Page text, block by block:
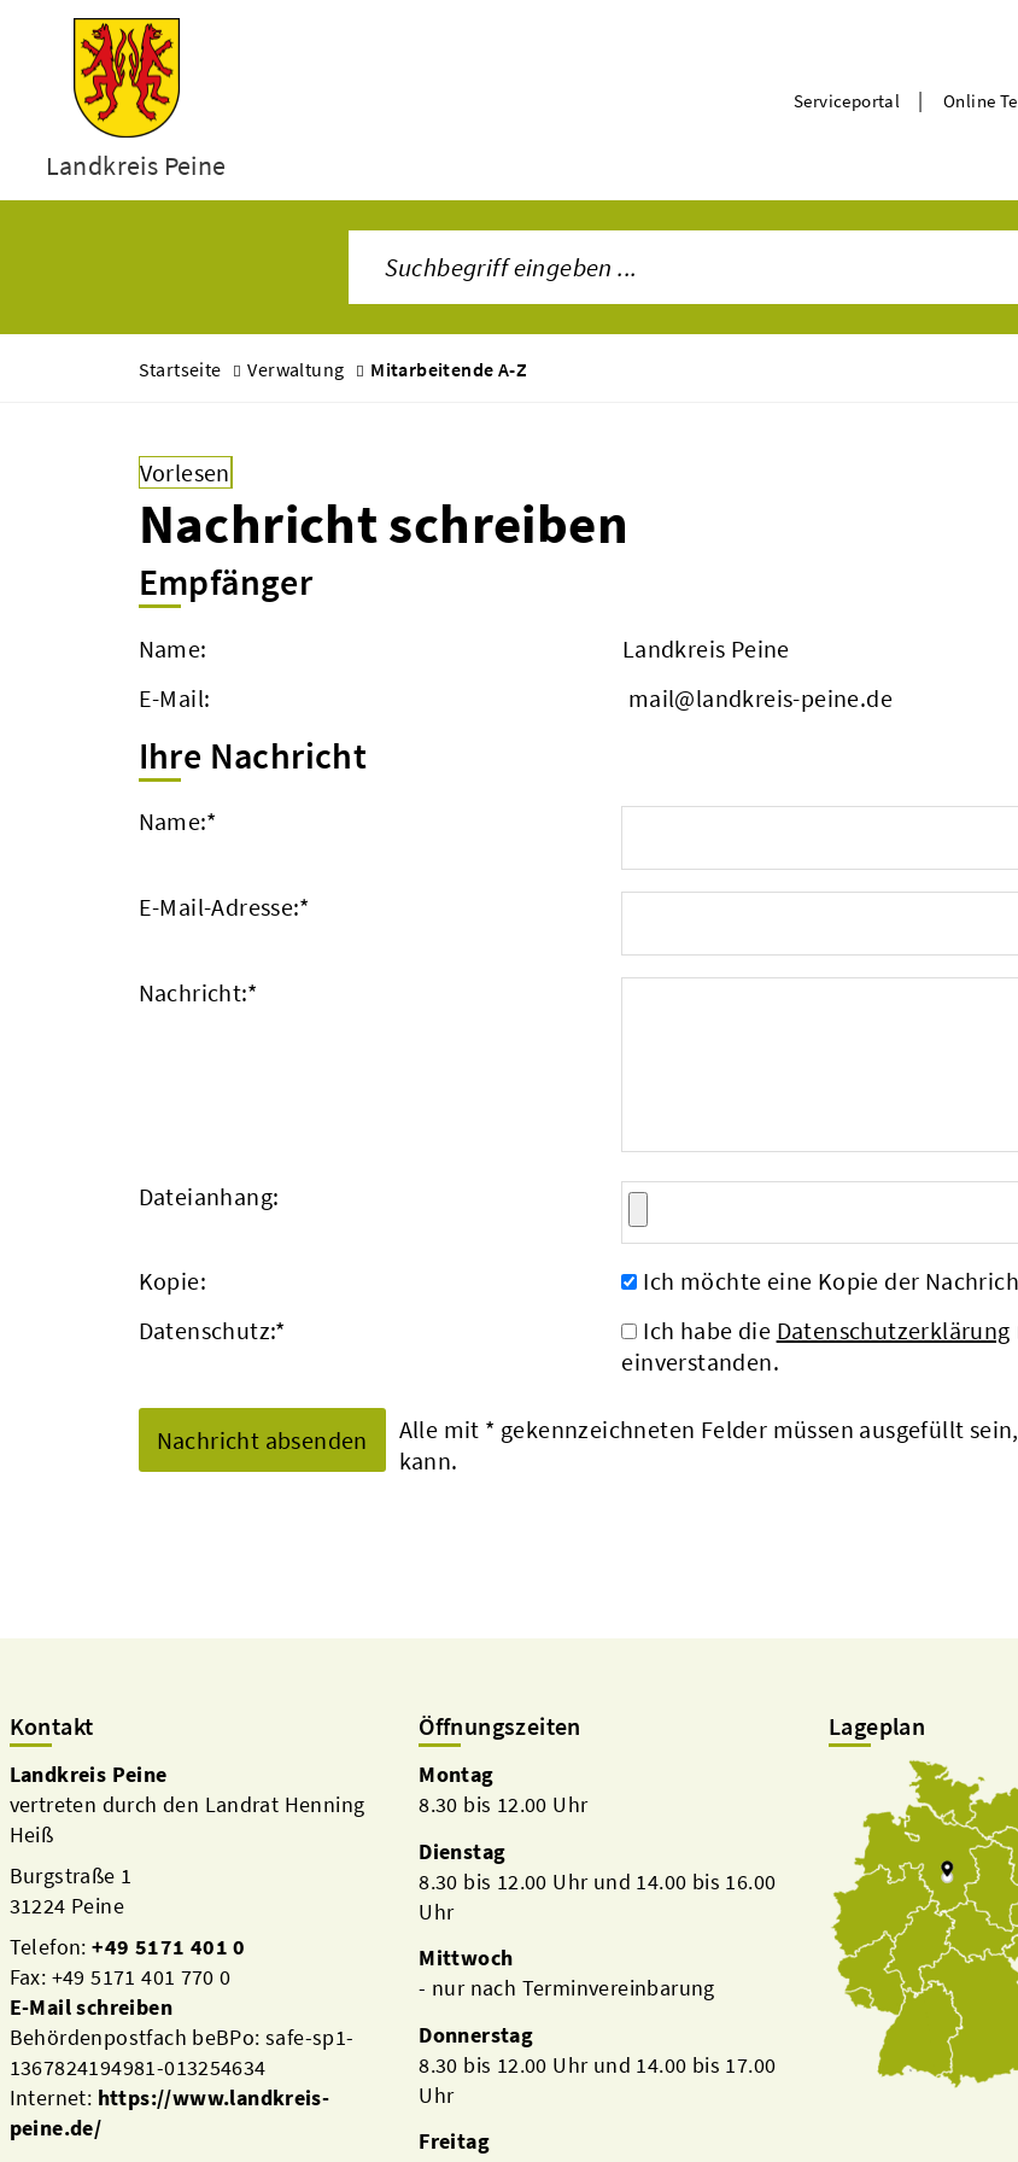
Landkreis Peine
Serviceportal | Online
Startseite Verwaltung Mitarbeitende A-Z
Vorlesen
Nachricht schreiben
Empfänger
Name:
Landkreis Peine
E-Mail:
mail@landkreis-peine.de
Ihre Nachricht
Name:*
E-Mail-Adresse:*
Nachricht:*
Dateianhang:
Kopie:
Ich möchte eine Kopie der
Datenschutz:* Ich habe die Datenschutzerklärung
einverstanden.
Alle mit * gekennzeichneten Felder müssen ausgefüllt
kann.
Kontakt
Landkreis Peine
vertreten durch den Landrat Henning
Heiß
Burgstraße 1
31224 Peine
Telefon:+49 5171 401 0
Fax: +49 5171 401 770 0
E-Mail schreiben
Behördenpostfach beBPo: safe-sp1-
1367824194981-013254634
Internet: https://www.landkreis-
peine.de/
Öffnungszeiten
Montag
8.30 bis 12.00 Uhr
Dienstag
8.30 bis 12.00 Uhr und 14.00 bis 16.00
Uhr
Mittwoch
- nur nach Terminvereinbarung
Donnerstag
8.30 bis 12.00 Uhr und 14.00 bis 17.00
Uhr
Freitag
Lageplan